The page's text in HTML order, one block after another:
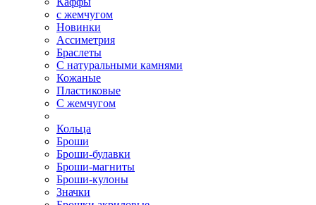
с жемчугом
Новинки
Ассиметрия
Браслеты
С натуральными камнями
Кожаные
Пластиковые
С жемчугом
Кольца
Броши
Броши-булавки
Броши-магниты
Броши-кулоны
Значки